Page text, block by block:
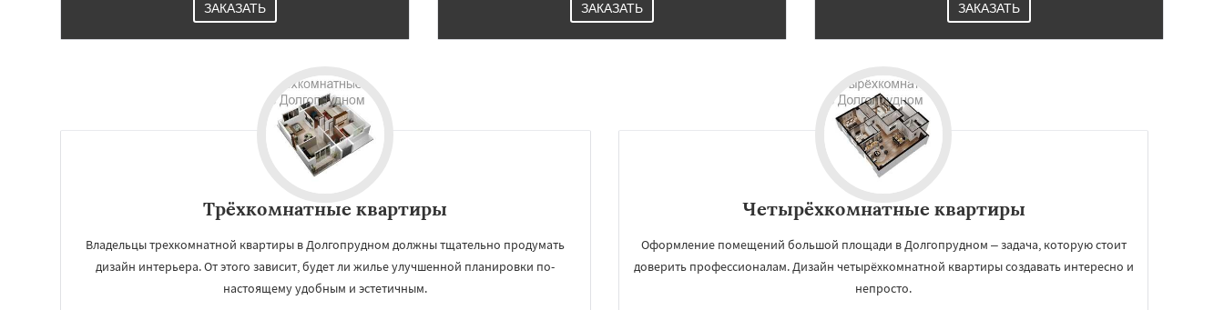
ЗАКАЗАТЬ ЗАКАЗАТЬ ЗАКАЗАТЬ
Трёхкомнатные квартиры
Владельцы трехкомнатной квартиры в Долгопрудном должны тщательно продумать
дизайн интерьера. От этого зависит, будет ли жилье улучшенной планировки по-
настоящему удобным и эстетичным.
Четырёхкомнатные квартиры
Оформление помещений большой площади в Долгопрудном – задача, которую стоит
доверить профессионалам. Дизайн четырёхкомнатной квартиры создавать интересно и
непросто.